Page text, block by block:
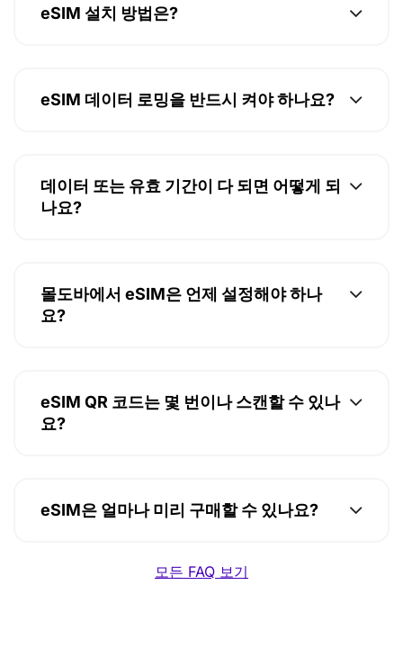
eSIM 설치 방법은?
eSIM 데이터 로밍을 반드시 켜야 하나요?
데이터 또는 유효 기간이 다 되면 어떻게 되
나요?
몰도바에서 eSIM은 언제 설정해야 하나
요?
eSIM QR 코드는 몇 번이나 스캔할 수 있나
요?
eSIM은 얼마나 미리 구매할 수 있나요?
모든 FAQ 보기